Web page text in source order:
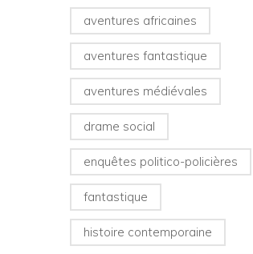
aventures africaines
aventures fantastique
aventures médiévales
drame social
enquêtes politico-policières
fantastique
histoire contemporaine